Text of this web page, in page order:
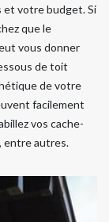
et votre budget. Si
que le
vous donner
de toit
de votre
facilement
vos cache-
entre autres.